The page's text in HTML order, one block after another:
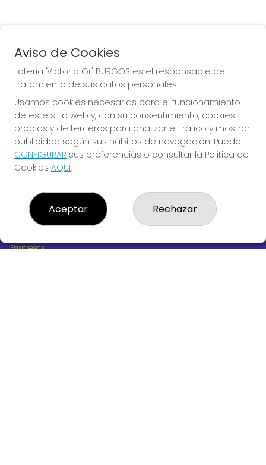
La de la Antigua de
Gamonal
¿Quiénes somos?
Comprar lotería
Resultados
Empresas
Aviso de Cookies
Lotería "Victoria Gil" BURGOS es el responsable del
tratamiento de sus datos personales.
Usamos cookies necesarias para el funcionamiento
de este sitio web y, con su consentimiento, cookies
propias y de terceros para analizar el tráfico y mostrar
publicidad según sus hábitos de navegación. Puede
CONFIGURAR sus preferencias o consultar la Política de
Cookies AQUÍ.
Aceptar Rechazar